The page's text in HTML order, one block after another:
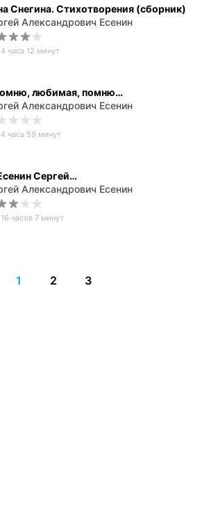
Снегина. Стихотворения (сборник)
Александрович Есенин
4 часа 12 минут
любимая, помню…
Александрович Есенин
4 часа 59 минут
Сергей…
Александрович Есенин
16 часов 7 минут
1 2 3